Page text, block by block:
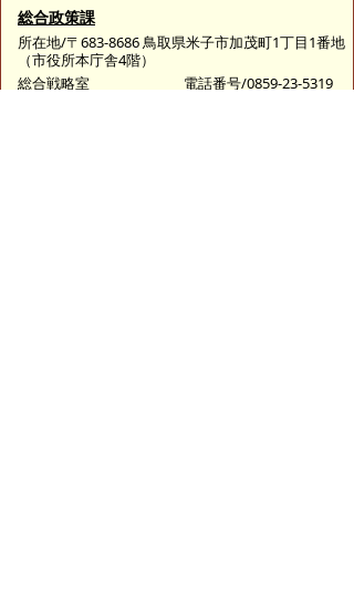
総合政策課
所在地/〒683-8686 鳥取県米子市加茂町1丁目1番地
（市役所本庁舎4階）
総合戦略室
電話番号/0859-23-5319